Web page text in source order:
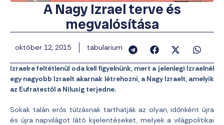
A Nagy Izrael terve és
megvalósítása
október 12, 2015 tabularium
Izraelre feltétlenül oda kell figyelnünk, mert a jelenlegi Izraelnél
egy nagyobb Izraelt akarnak létrehozni, a Nagy Izraelt, amelyik
az Eufratestől a Nilusig terjedne.
Sokak talán erős túlzásnak tarthatják az olyan, időnként újra
és újra napvilágot látó kijelentéseket, melyek a világpolitikai